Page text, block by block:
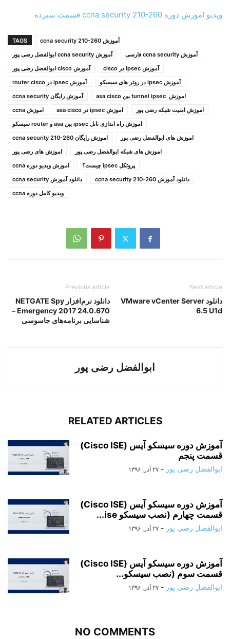
ویدیو اموزش دوره ccna security 210-260 قسمت سیزده
TAGS
آموزش ccna security 210-260
آموزش ccna security ابوالفضل رضی پور
آموزش ccna security فارسی
آموزش cisco ابوالفضل رضی پور
آموزش ipsec در cisco
آموزش ipsec در router cisco
آموزش ipsec در روتر های سیسکو
آموزش رایگان ccna security
اموزش tunnel ipsec بین asa cisco
اموزش ccna
اموزش ipsec در asa cisco
اموزش امنیت شبکه رضی پور
اموزش راه اندازی تانل ipsec بین asa و router سیسکو
اموزش رایگان ccna security 210-260
اموزش های ابوالفضل رضی پور
اموزش های رضی پور
اموزش های شبکه ابوالفضل رضی پور
اموزش ویدیو دوره ccna
پروتکل ipsec چیست؟
دانلود آموزش ccna security
دانلود آموزش ccna security 210-260
ویدیو کامل دوره ccna
Previous article
دانلود نرم‌افزار NETGATE Spy
Emergency 2017 24.0.670 –
شناسایی برنامه‌های جاسوسی
Next article
دانلود VMware vCenter Server
6.5 U1d
ابوالفضل رضی پور
RELATED ARTICLES
آموزش دوره سیسکو آیس (Cisco ISE)
قسمت پنجم
ابوالفضل رضی پور - ۲۷ آذر, ۱۳۹۶
آموزش دوره سیسکو آیس (Cisco ISE)
قسمت چهارم (نصب سیسکو ise...
ابوالفضل رضی پور - ۲۷ آذر, ۱۳۹۶
آموزش دوره سیسکو آیس (Cisco ISE)
قسمت سوم (نصب سیسکو...
ابوالفضل رضی پور - ۲۷ آذر, ۱۳۹۶
NO COMMENTS